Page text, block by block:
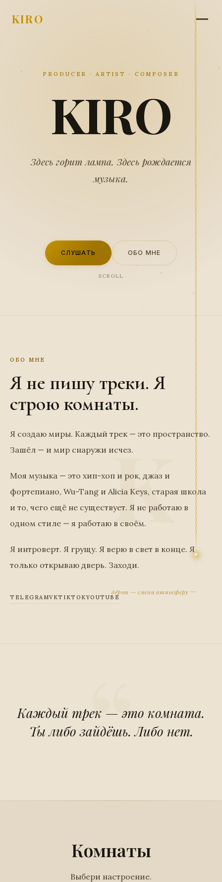
KIRO
дёрни — смени атмосферу
PRODUCER · ARTIST · COMPOSER
KIRO
Здесь горит лампа. Здесь рождается
музыка.
СЛУШАТЬ ОБО МНЕ
SCROLL
ОБО МНЕ
Я не пишу треки. Я
строю комнаты.
Я создаю миры. Каждый трек — это пространство.
Зашёл — и мир снаружи исчез.
Моя музыка — это хип-хоп и рок, джаз и
фортепиано, Wu-Tang и Alicia Keys, старая школа
и то, чего ещё не существует. Я не работаю в
одном стиле — я работаю в своём.
Я интроверт. Я грущу. Я верю в свет в конце. Я
только открываю дверь. Заходи.
TELEGRAMVKTIKTOKYOUTUBE
Каждый трек — это комната.
Ты либо зайдёшь. Либо нет.
Комнаты
Выбери настроение.